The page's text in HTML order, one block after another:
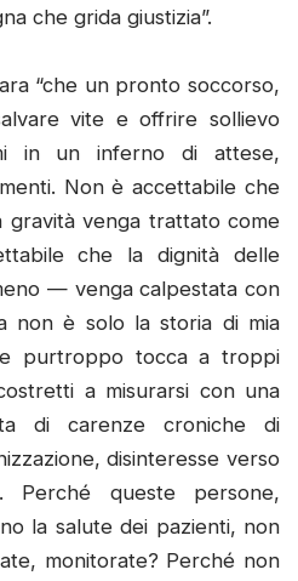
che grida giustizia”.
“che un pronto soccorso,
vite e offrire sollievo
in un inferno di attese,
Non è accettabile che
gravità venga trattato come
che la dignità delle
— venga calpestata con
non è solo la storia di mia
purtroppo tocca a troppi
a misurarsi con una
di carenze croniche di
disinteresse verso
Perché queste persone,
la salute dei pazienti, non
monitorate? Perché non